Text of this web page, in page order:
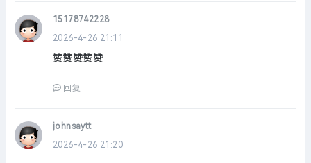
15178742228
2026-4-26 21:11
赞赞赞赞赞
回复
johnsaytt
2026-4-26 21:20